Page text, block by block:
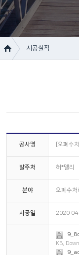
시공실적
고객지원
공사명 [오폐수
발주처 허*델리
분야 오폐수처
시공일 2020.04
KB,